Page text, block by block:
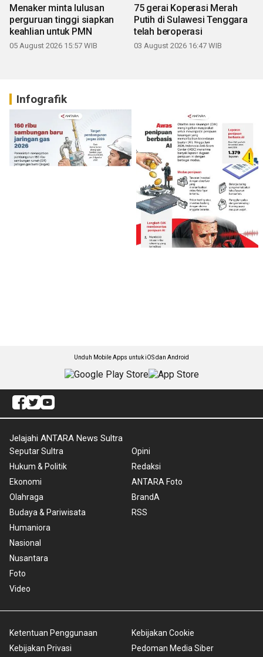
Menaker minta lulusan
perguruan tinggi siapkan
keahlian untuk PMN
05 August 2026 15:57 WIB
75 gerai Koperasi Merah
Putih di Sulawesi Tenggara
telah beroperasi
03 August 2026 16:47 WIB
Infografik
Unduh Mobile Apps untuk iOS dan Android
Jelajahi ANTARA News Sultra
Seputar Sultra
Hukum & Politik
Ekonomi
Olahraga
Budaya & Pariwisata
Humaniora
Nasional
Nusantara
Foto
Video
Opini
Redaksi
ANTARA Foto
BrandA
RSS
Ketentuan Penggunaan
Kebijakan Privasi
Kebijakan Cookie
Pedoman Media Siber